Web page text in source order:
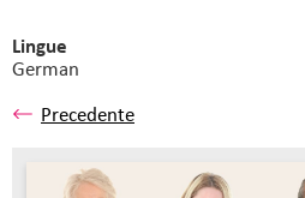
Lingue
German
Precedente